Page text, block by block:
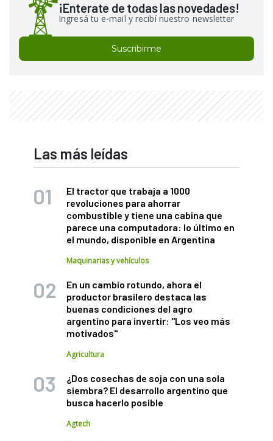
¡Enterate de todas las novedades!
Ingresá tu e-mail y recibí nuestro newsletter
Suscribirme
Las más leídas
El tractor que trabaja a 1000
revoluciones para ahorrar
combustible y tiene una cabina que
parece una computadora: lo último en
el mundo, disponible en Argentina
Maquinarias y vehículos
En un cambio rotundo, ahora el
productor brasilero destaca las
buenas condiciones del agro
argentino para invertir: "Los veo más
motivados"
Agricultura
¿Dos cosechas de soja con una sola
siembra? El desarrollo argentino que
busca hacerlo posible
Agtech